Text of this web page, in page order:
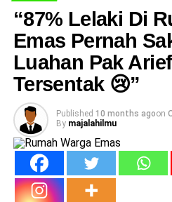
“87% Lelaki Di
Emas Pernah
Luahan Pak
Tersentak 😢”
Published 10 months agoon
By majalahilmu